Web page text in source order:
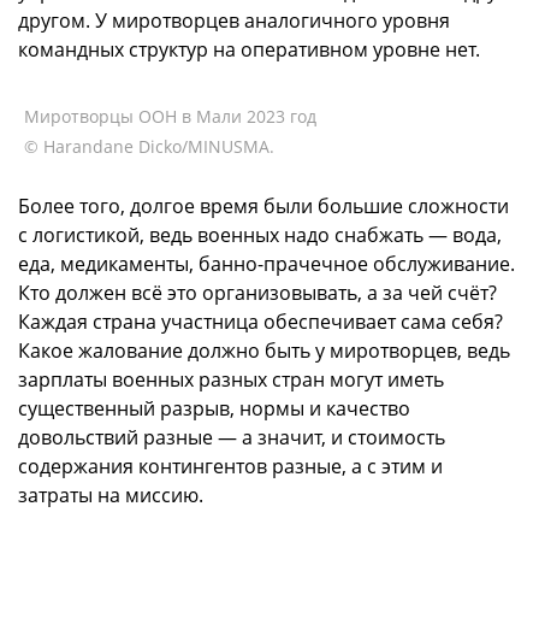
другом. У миротворцев аналогичного уровня
командных структур на оперативном уровне нет.
Миротворцы ООН в Мали 2023 год
© Harandane Dicko/MINUSMA.
Более того, долгое время были большие сложности
с логистикой, ведь военных надо снабжать — вода,
еда, медикаменты, банно-прачечное обслуживание.
Кто должен всё это организовывать, а за чей счёт?
Каждая страна участница обеспечивает сама себя?
Какое жалование должно быть у миротворцев, ведь
зарплаты военных разных стран могут иметь
существенный разрыв, нормы и качество
довольствий разные — а значит, и стоимость
содержания контингентов разные, а с этим и
затраты на миссию.